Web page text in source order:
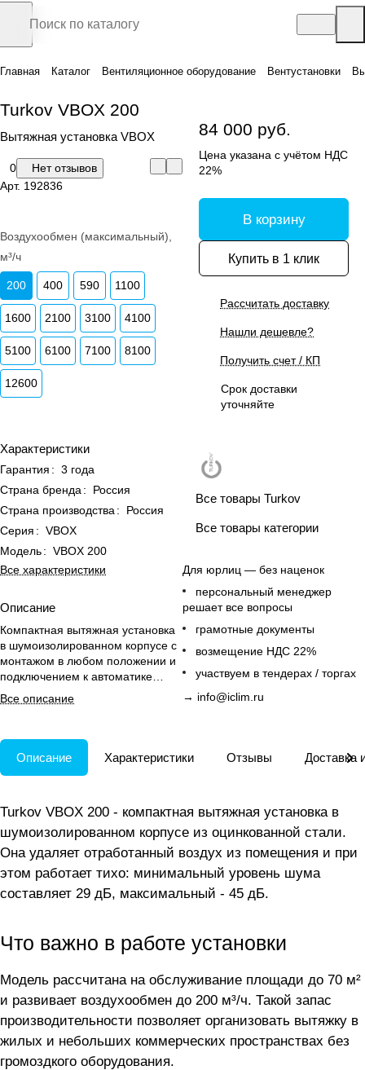
Главная Каталог Вентиляционное оборудование Вентустановки
Turkov VBOX 200
Вытяжная установка VBOX
0
Нет отзывов
Арт. 192836
Воздухообмен (максимальный),
м³/ч
200 400 590 1100
1600 2100 3100 4100
5100 6100 7100 8100
12600
Характеристики
Гарантия : 3 года
Страна бренда :
Россия
Страна производства :
Россия
Серия : VBOX
Модель: VBOX 200
Все характеристики
Описание
Компактная вытяжная установка
в шумоизолированном корпусе с
монтажом в любом положении и
подключением к автоматике
приточной системы.
Все описание
84 000 руб.
Цена указана с учётом НДС
22%
В корзину
Купить в 1 клик
Рассчитать доставку
Нашли дешевле?
Получить счет / КП
Срок доставки
уточняйте
Все товары Turkov
Все товары категории
Для юрлиц — без наценок
персональный менеджер
решает все вопросы
грамотные документы
возмещение НДС 22%
участвуем в тендерах / торгах
→ info@iclim.ru
Описание Характеристики Отзывы Доставка
Turkov VBOX 200 - компактная вытяжная установка в
шумоизолированном корпусе из оцинкованной стали.
Она удаляет отработанный воздух из помещения и при
этом работает тихо: минимальный уровень шума
составляет 29 дБ, максимальный - 45 дБ.
Что важно в работе установки
Модель рассчитана на обслуживание площади до 70 м²
и развивает воздухообмен до 200 м³/ч. Такой запас
производительности позволяет организовать вытяжку в
жилых и небольших коммерческих пространствах без
громоздкого оборудования.